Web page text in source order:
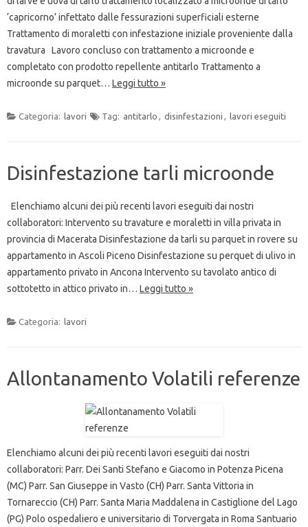
‘capricorno’ infettato dalle fessurazioni superficiali esterne
Trattamento di moraletti con infestazione iniziale proveniente dalla
travatura Lavoro concluso con trattamento a microonde e
completato con prodotto repellente antitarlo Trattamento a
microonde su parquet… Leggi tutto »
Categoria: lavori Tag: antitarlo , disinfestazioni , lavori eseguiti
Disinfestazione tarli microonde
Elenchiamo alcuni dei più recenti lavori eseguiti dai nostri
collaboratori: Intervento su travature e moraletti in villa privata in
provincia di Macerata Disinfestazione da tarli su parquet in rovere su
appartamento in Ascoli Piceno Disinfestazione su perquet di ulivo in
appartamento privato in Ancona Intervento su tavolato antico di
sottotetto in attico privato in… Leggi tutto »
Categoria: lavori
Allontanamento Volatili referenze
Elenchiamo alcuni dei più recenti lavori eseguiti dai nostri
collaboratori: Parr. Dei Santi Stefano e Giacomo in Potenza Picena
(MC) Parr. San Giuseppe in Vasto (CH) Parr. Santa Vittoria in
Tornareccio (CH) Parr. Santa Maria Maddalena in Castiglione del Lago
(PG) Polo ospedaliero e universitario di Torvergata in Roma Santuario